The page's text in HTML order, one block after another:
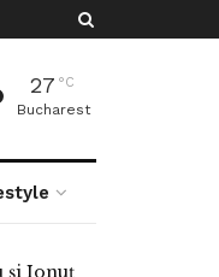
27 °C
Bucharest
și Ionuț